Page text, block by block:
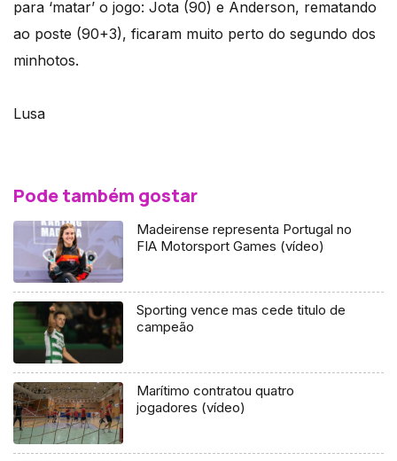
para ‘matar’ o jogo: Jota (90) e Anderson, rematando
ao poste (90+3), ficaram muito perto do segundo dos
minhotos.
Lusa
Pode também gostar
Madeirense representa Portugal no
FIA Motorsport Games (vídeo)
Sporting vence mas cede titulo de
campeão
Marítimo contratou quatro
jogadores (vídeo)